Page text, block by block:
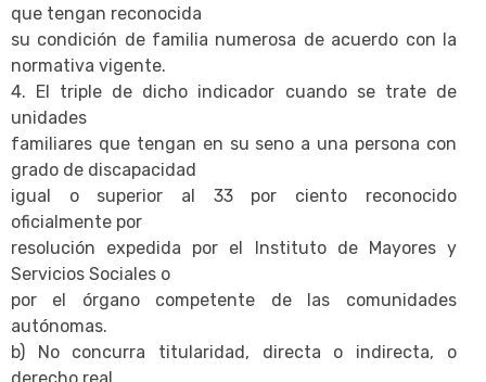
que tengan reconocida
su condición de familia numerosa de acuerdo con la
normativa vigente.
4. El triple de dicho indicador cuando se trate de
unidades
familiares que tengan en su seno a una persona con
grado de discapacidad
igual o superior al 33 por ciento reconocido
oficialmente por
resolución expedida por el Instituto de Mayores y
Servicios Sociales o
por el órgano competente de las comunidades
autónomas.
b) No concurra titularidad, directa o indirecta, o